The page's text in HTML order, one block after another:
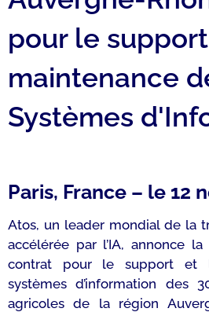
pour le
maintenance
Systèmes
Paris, France – le 12
Atos, un leader mondial de la
accélérée par l’IA, annonce
contrat pour le support et
systèmes d’information des
agricoles de la région